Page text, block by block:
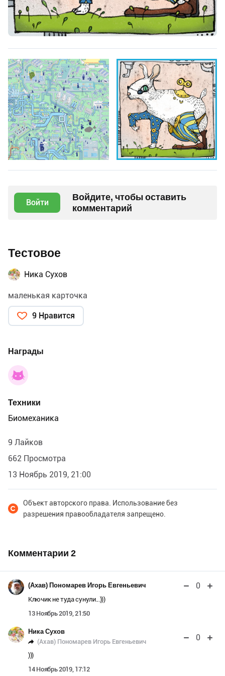
Войти
Войдите, чтобы оставить
комментарий
Тестовое
Ника Сухов
маленькая карточка
9 Нравится
Награды
Техники
Биомеханика
9 Лайков
662 Просмотра
13 Ноябрь 2019, 21:00
Объект авторского права. Использование без
разрешения правообладателя запрещено.
Комментарии 2
(Ахав) Пономарев Игорь Евгеньевич 0
Ключик не туда сунули...)))
13 Ноябрь 2019, 21:50
Ника Сухов
(Ахав) Пономарев Игорь Евгеньевич
0
)))
14 Ноябрь 2019, 17:12